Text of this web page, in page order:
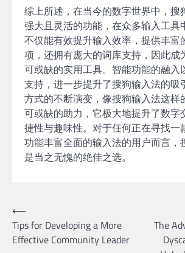
综上所述，在当今的数字世界中，搜
强大且灵活的功能，在众多输入工具
不仅能有效提升输入效率，提供丰富
项，还拥有庞大的词库支持，因此成
可或缺的实用工具。智能功能的融入
支持，进一步提升了搜狗输入法的吸
方式的不断演变，像搜狗输入法这样
可或缺的助力，它极大地提升了数字
捷性与趣味性。对于任何正在寻找一
功能丰富全面的输入法的用户而言，
是当之无愧的绝佳之选。
Post
navigation
⟵
Tips for Developing a More
Effective Community Leader
The